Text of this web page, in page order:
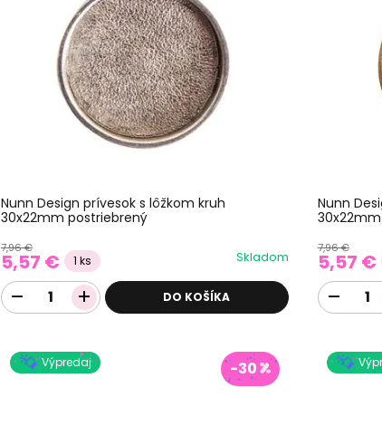
Nunn Design prívesok s lôžkom kruh
30x22mm postriebrený
7,96 €
5,57 € 1 ks Skladom
DO KOŠÍKA
Nunn
7,96 €
5,57 €
Výpredaj -30